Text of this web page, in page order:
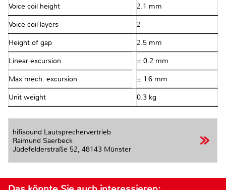
Voice coil height 2.1 mm
Voice coil layers 2
Height of gap 2.5 mm
Linear excursion ± 0.2 mm
Max mech. excursion ± 1.6 mm
Unit weight 0.3 kg
hifisound Lautsprechervertrieb
Raimund Saerbeck
Jüdefelderstraße 52, 48143 Münster